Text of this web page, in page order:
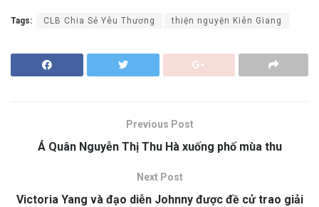
Tags: CLB Chia Sẻ Yêu Thương thiện nguyện Kiên Giang
Previous Post
Á Quân Nguyễn Thị Thu Hà xuống phố mùa thu
Next Post
Victoria Yang và đạo diễn Johnny được đề cử trao giải